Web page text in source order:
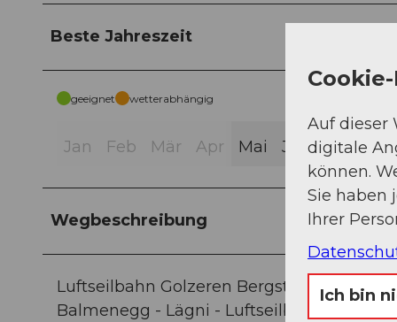
Beste Jahreszeit
geeignet wetterabhängig
Jan Feb Mär Apr Mai Jun Jul Aug
Wegbeschreibung
Luftseilbahn Golzeren Bergstation -
Balmenegg - Lägni - Luftseilbahn
Auf dieser
digitale
können.
Sie haben
Ihrer
Ich bin